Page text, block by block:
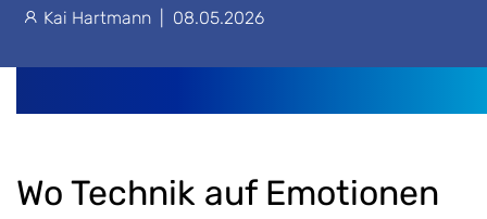
Kai Hartmann 08.05.2026
Wo Technik auf Emotionen